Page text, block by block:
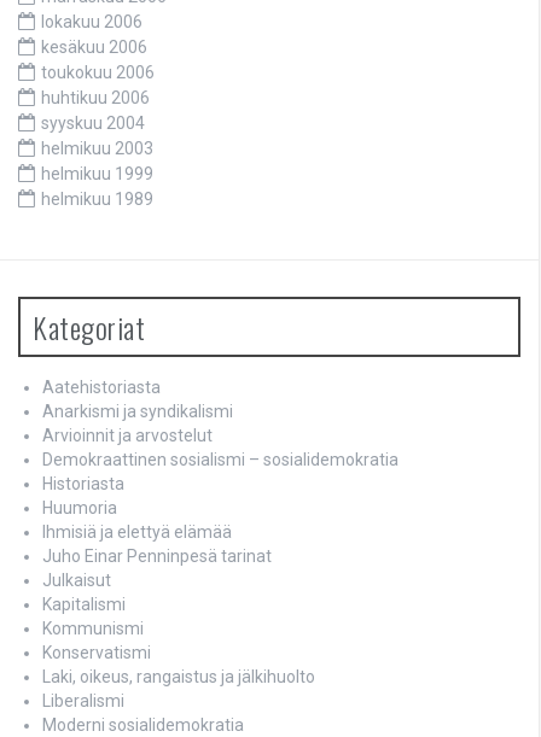
lokakuu 2006
kesäkuu 2006
toukokuu 2006
huhtikuu 2006
syyskuu 2004
helmikuu 2003
helmikuu 1999
helmikuu 1989
Kategoriat
Aatehistoriasta
Anarkismi ja syndikalismi
Arvioinnit ja arvostelut
Demokraattinen sosialismi – sosialidemokratia
Historiasta
Huumoria
Ihmisiä ja elettyä elämää
Juho Einar Penninpesä tarinat
Julkaisut
Kapitalismi
Kommunismi
Konservatismi
Laki, oikeus, rangaistus ja jälkihuolto
Liberalismi
Moderni sosialidemokratia